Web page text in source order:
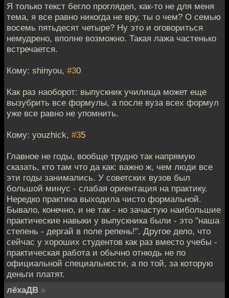
Я только текст бегло проглядел, как-то не для меня
тема, я все равно никогда не вру, ты о чем? О семью
восемь пятьдесят четыре? Ну это и оговориться
немудрено, вполне возможно. Такая лажа частенько
встречается.
Кому: shinyou, #30
Как раз наоборот: выпускник училища может еще
вызубрить все формулы, а после вуза всех формул
уже все равно не упомнить.
Кому: youzhick, #35
Главное не годы, вообще трудно так напрямую
сказать, кто там что да как: важно ж, чем люди все
эти годы занимались. У советских вузов был
большой минус - слабая ориентация на практику.
Нередко практика выходила чисто формальной.
Бывало, конечно, и не так - но зачастую наибольшие
практические навыки у выпускника были - это "наша
степень - дергай в поле репень!". Другое дело, что
сейчас у хороших студентов как раз вместо учебы -
практическая работа и обычно отнюдь не по
официальной специальности, а по той, за которую
деньги платят.
лёхаДВ »